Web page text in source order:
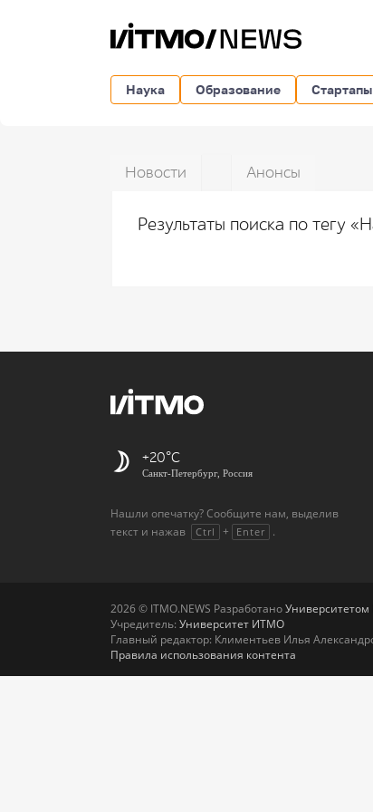
Наука Образование
Новости Анонсы
Результаты поиска по тегу
+20
Санкт-Петербург, Россия
Нашли опечатку? Сообщите нам, выделив
текст и нажав
Ctrl + Enter .
2026 © ITMO.NEWS Разработано
Учредитель: Университет ИТМО
Главный редактор: Климентьев Илья
Правила использования контента